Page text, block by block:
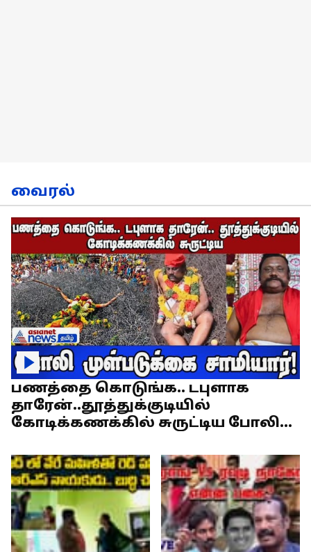
வைரல்
பணத்தை கொடுங்க.. டபுளாக
தாரேன்..தூத்துக்குடியில்
கோடிக்கணக்கில் சுருட்டிய போலி